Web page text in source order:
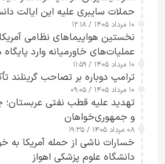
حملات سایبری علیه این ایالت
ارائه نکرد
۱۰ مرداد ۱۴۰۵ / ۱۲:۱۸
نخستین هواپیماهای نظامی
عملیات‌های خاورمیانه وارد
شدند
۱۰ مرداد ۱۴۰۵ / ۱۱:۵۹
ترامپ دوباره بر تصاحب گرینلند
۱۰ مرداد ۱۴۰۵ / ۰۹:۰۵
تهدید علیه قطب نفتی عربستان؛
و جمهوری‌خواهان
۰۸ مرداد ۱۴۰۵ / ۱۹:۳۵
خسارات ناشی از حمله آمریکا به
دانشگاه علوم پزشکی اهواز